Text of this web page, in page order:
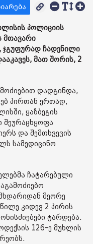
პოლიციის
მთავარი
ჯგუფურად ჩადენილი
მათ შორის, 2
დადგინდა,
პირთან ერთად,
ყაზბეგის
შეურაცხყოფა
და შემთხვევის
სამედიცინო
ჩატარებული
მეორე
კიდევ 2 პირის
ტარდება.
126-ე მუხლის